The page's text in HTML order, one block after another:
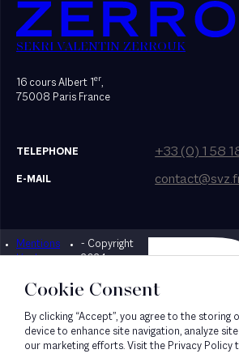
SEKRI VALENTIN ZERROUK
16 cours Albert 1er,
75008 Paris France
TELEPHONE +33 (0) 1 58
E-MAIL
Mentions
légales
- Copyright
2024
Designed by
Cookie Consent
By clicking “Accept”, you agree to the storing
device to enhance site navigation, analyze
our marketing efforts. Visit the Privacy Policy